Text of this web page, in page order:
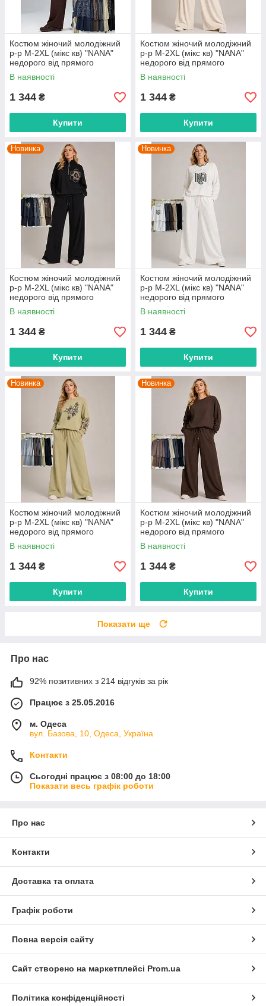
Костюм жіночий молодіжний
р-р M-2XL (мікс кв) "NANA"
недорого від прямого
постачальника
В наявності
1 344 ₴
Купити
Костюм жіночий молодіжний
р-р M-2XL (мікс кв) "NANA"
недорого від прямого
постачальника
В наявності
1 344 ₴
Купити
Новинка
Костюм жіночий молодіжний
р-р M-2XL (мікс кв) "NANA"
недорого від прямого
постачальника
В наявності
1 344 ₴
Купити
Новинка
Костюм жіночий молодіжний
р-р M-2XL (мікс кв) "NANA"
недорого від прямого
постачальника
В наявності
1 344 ₴
Купити
Новинка
Костюм жіночий молодіжний
р-р M-2XL (мікс кв) "NANA"
недорого від прямого
постачальника
В наявності
1 344 ₴
Купити
Новинка
Костюм жіночий молодіжний
р-р M-2XL (мікс кв) "NANA"
недорого від прямого
постачальника
В наявності
1 344 ₴
Купити
Показати ще
Про нас
92% позитивних з 214 відгуків за рік
Працює з 25.05.2016
м. Одеса
вул. Базова, 10, Одеса, Україна
Контакти
Сьогодні працює з 08:00 до 18:00
Показати весь графік роботи
Про нас
Контакти
Доставка та оплата
Графік роботи
Повна версія сайту
Сайт створено на маркетплейсі Prom.ua
Політика конфіденційності